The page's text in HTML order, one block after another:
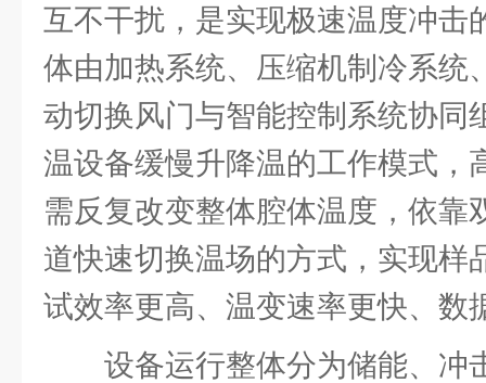
互不干扰，是实现极速温度冲击
体由加热系统、压缩机制冷系统
动切换风门与智能控制系统协同
温设备缓慢升降温的工作模式，
需反复改变整体腔体温度，依靠
道快速切换温场的方式，实现样
试效率更高、温变速率更快、数
设备运行整体分为储能、冲